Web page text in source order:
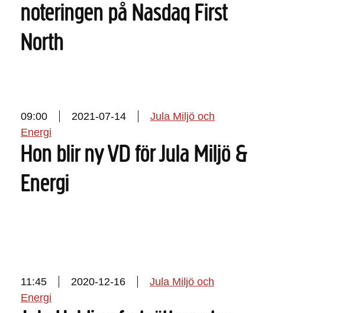
noteringen på Nasdaq First
North
09:00 2021-07-14
Jula Miljö och
Energi
Hon blir ny VD för Jula Miljö &
Energi
11:45 2020-12-16
Jula Miljö och
Energi